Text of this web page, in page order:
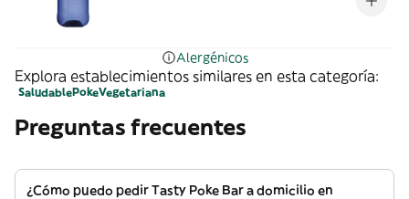
Alergénicos
Explora establecimientos similares en esta categoría:
SaludablePokeVegetariana
Preguntas frecuentes
¿Cómo puedo pedir Tasty Poke Bar a domicilio en